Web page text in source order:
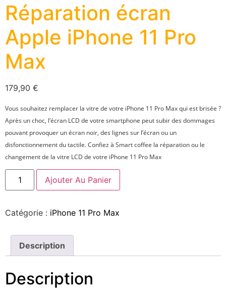
Réparation écran
Apple iPhone 11 Pro
Max
179,90 €
Vous souhaitez remplacer la vitre de votre iPhone 11 Pro Max qui est brisée ?
Après un choc, l’écran LCD de votre smartphone peut subir des dommages
pouvant provoquer un écran noir, des lignes sur l’écran ou un
disfonctionnement du tactile. Confiez à Smart coffee la réparation ou le
changement de la vitre LCD de votre iPhone 11 Pro Max
Ajouter Au Panier
Catégorie : iPhone 11 Pro Max
Description
Description